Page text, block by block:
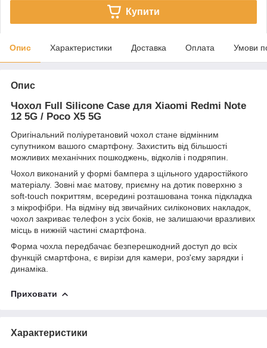
Купити
Опис Характеристики Доставка Оплата Умови
Опис
Чохол Full Silicone Case для Xiaomi Redmi Note
12 5G / Poco X5 5G
Оригінальний поліуретановий чохол стане відмінним
супутником вашого смартфону. Захистить від більшості
можливих механічних пошкоджень, відколів і подряпин.
Чохол виконаний у формі бампера з щільного ударостійкого
матеріалу. Зовні має матову, приємну на дотик поверхню з
soft-touch покриттям, всередині розташована тонка підкладка
з мікрофібри. На відміну від звичайних силіконових накладок,
чохол закриває телефон з усіх боків, не залишаючи вразливих
місць в нижній частині смартфона.
Форма чохла передбачає безперешкодний доступ до всіх
функцій смартфона, є вирізи для камери, роз'єму зарядки і
динаміка.
Приховати
Характеристики